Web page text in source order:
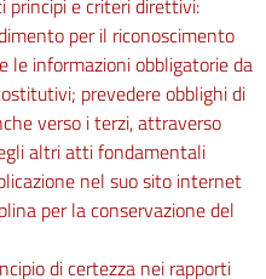
per il riconoscimento
le informazioni obbligatorie da
prevedere obblighi di
verso i terzi, attraverso
altri atti fondamentali
nel suo sito internet
per la conservazione del
di certezza nei rapporti